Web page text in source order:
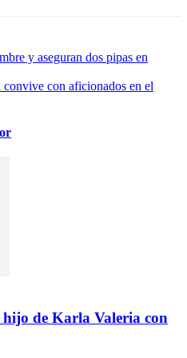
y aseguran dos pipas en
convive con aficionados en el
de Karla Valeria con